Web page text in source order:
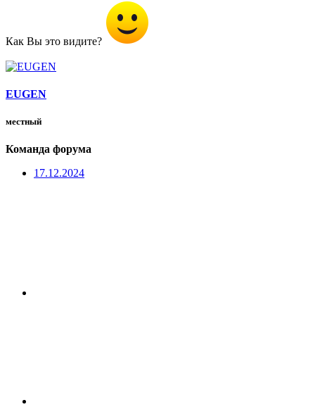
Как Вы это видите?
EUGEN
местный
Команда форума
17.12.2024